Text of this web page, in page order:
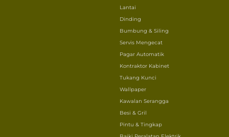
Lantai
Dinding
Bumbung & Siling
Servis Mengecat
Pagar Automatik
Kontraktor Kabinet
Tukang Kunci
Wallpaper
Kawalan Serangga
Besi & Gril
Pintu & Tingkap